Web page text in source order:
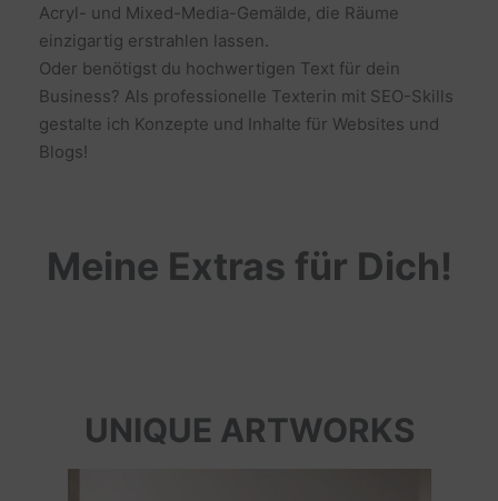
Acryl- und Mixed-Media-Gemälde, die Räume
einzigartig erstrahlen lassen.
Oder benötigst du hochwertigen Text für dein
Business? Als professionelle Texterin mit SEO-Skills
gestalte ich Konzepte und Inhalte für Websites und
Blogs!
Meine Extras für Dich!
UNIQUE ARTWORKS